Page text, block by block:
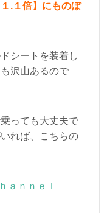
.１倍】にものぼ
シートを装着し
沢山あるので
っても大丈夫で
れば、こちらの
ａｎｎｅｌ